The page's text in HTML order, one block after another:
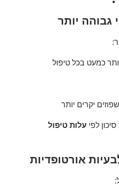
יותר
בכל טיפול
יותר
עלות טיפול
אורטופדיות